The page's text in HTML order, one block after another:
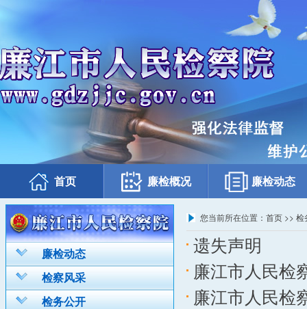
首页 廉检概况 廉检动态
廉检动态
检察风采
检务公开
您当前所在位置： 首页 >> 检
遗失声明
廉江市人民检
廉江市人民检